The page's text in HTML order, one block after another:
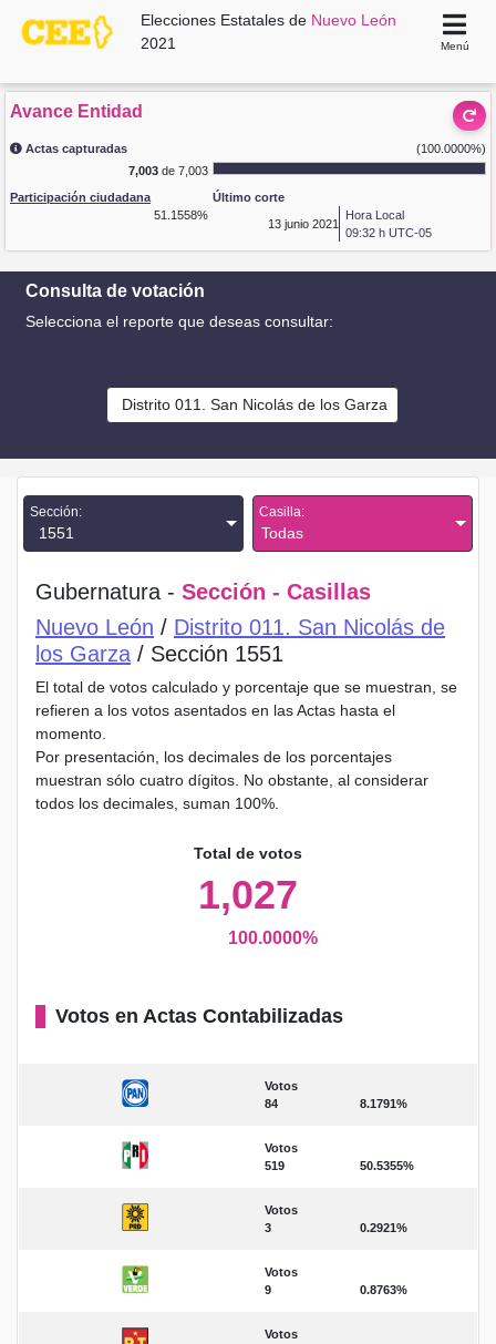
Elecciones Estatales de Nuevo León
2021
Menú
Avance Entidad
Actas capturadas
(100.0000%)
7,003de 7,003
Participación ciudadana
51.1558%
Último corte
13 junio 2021
Hora Local
09:32 h UTC-05
Consulta de votación
Selecciona el reporte que deseas consultar:
Distrito 011. San Nicolás de los Garza
Sección:
1551
Casilla:
Todas
Gubernatura - Sección - Casillas
Nuevo León / Distrito 011. San Nicolás de
los Garza / Sección 1551
El total de votos calculado y porcentaje que se muestran, se
refieren a los votos asentados en las Actas hasta el
momento.
Por presentación, los decimales de los porcentajes
muestran sólo cuatro dígitos. No obstante, al considerar
todos los decimales, suman 100%.
Total de votos
1,027
100.0000%
Votos en Actas Contabilizadas
Votos
84
8.1791%
Votos
519
50.5355%
Votos
3
0.2921%
Votos
9
0.8763%
Votos